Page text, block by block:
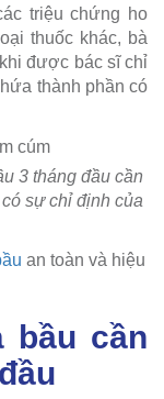
triệu chứng ho
thuốc khác, bà
được bác sĩ chỉ
thành phần có
3 tháng đầu cần
sự chỉ định của
an toàn và hiệu
bầu cần